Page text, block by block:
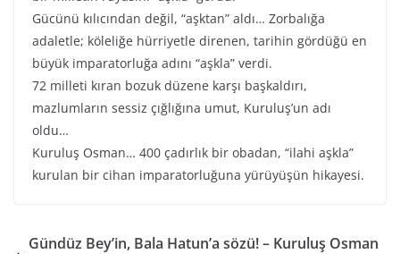
Gücünü kılıcından değil, “aşktan” aldı… Zorbalığa
adaletle; köleliğe hürriyetle direnen, tarihin gördüğü en
büyük imparatorluğa adını “aşkla” verdi.
72 milleti kıran bozuk düzene karşı başkaldırı,
mazlumların sessiz çığlığına umut, Kuruluş’un adı
oldu…
Kuruluş Osman… 400 çadırlık bir obadan, “ilahi aşkla”
kurulan bir cihan imparatorluğuna yürüyüşün hikayesi.
Gündüz Bey’in, Bala Hatun’a sözü! – Kuruluş Osman